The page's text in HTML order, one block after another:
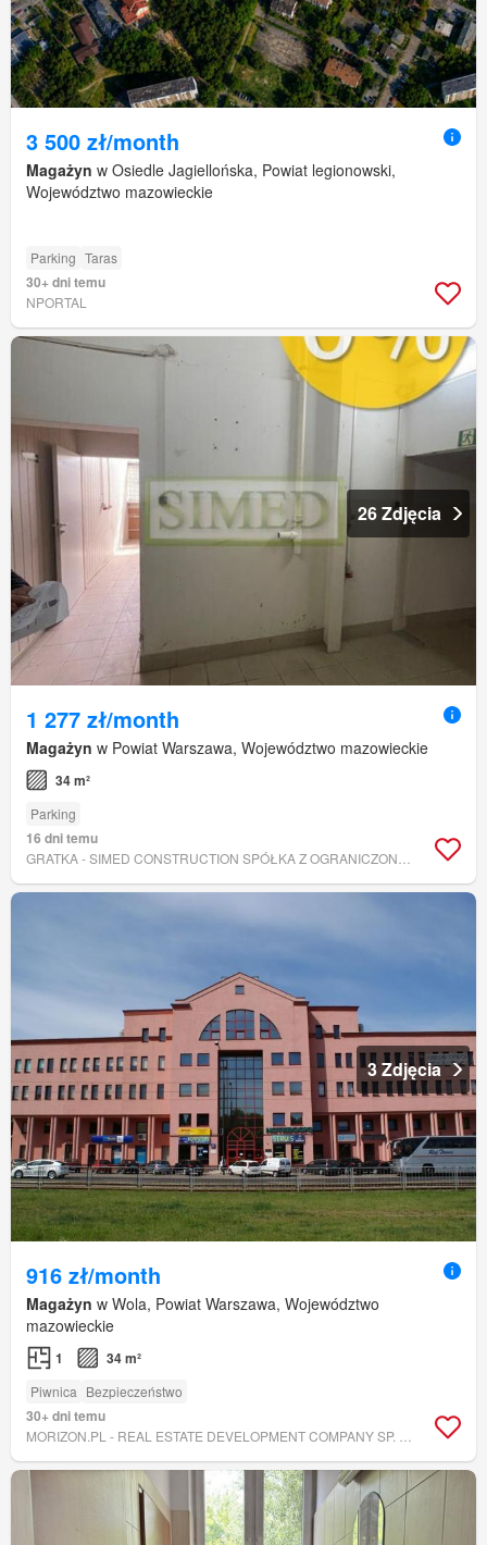
3 500 zł/month
Magażyn w Osiedle Jagiellońska, Powiat legionowski,
Województwo mazowieckie
Parking Taras
30+ dni temu
NPORTAL
26 Zdjęcia
1 277 zł/month
Magażyn w Powiat Warszawa, Województwo mazowieckie
34 m²
Parking
16 dni temu
3 Zdjęcia
916 zł/month
Magażyn w Wola, Powiat Warszawa, Województwo
mazowieckie
1 34 m²
Piwnica Bezpieczeństwo
30+ dni temu